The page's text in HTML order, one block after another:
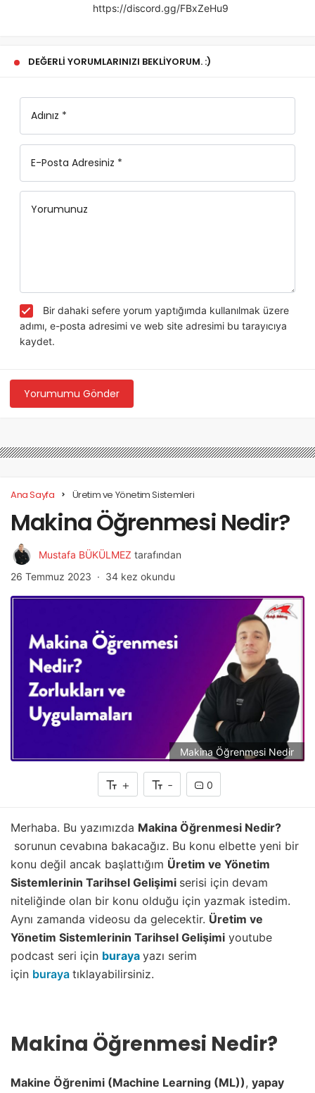
https://discord.gg/FBxZeHu9
DEĞERLI YORUMLARINIZI BEKLIYORUM. :)
Adınız *
E-Posta Adresiniz *
Yorumunuz
Bir dahaki sefere yorum yaptığımda kullanılmak üzere
adımı, e-posta adresimi ve web site adresimi bu tarayıcıya
kaydet.
Yorumumu Gönder
Ana Sayfa Üretim ve Yönetim Sistemleri
Makina Öğrenmesi Nedir?
Mustafa BÜKÜLMEZ tarafından
26 Temmuz 2023
34 kez okundu
Makina Öğrenmesi Nedir
+ - 0
Merhaba. Bu yazımızda Makina Öğrenmesi Nedir?
sorunun cevabına bakacağız. Bu konu elbette yeni bir
konu değil ancak başlattığım Üretim ve Yönetim
Sistemlerinin Tarihsel Gelişimi serisi için devam
niteliğinde olan bir konu olduğu için yazmak istedim.
Aynı zamanda videosu da gelecektir. Üretim ve
Yönetim Sistemlerinin Tarihsel Gelişimi youtube
podcast seri için buraya yazı serim
için buraya tıklayabilirsiniz.
Makina Öğrenmesi Nedir?
Makine Öğrenimi (Machine Learning (ML)), yapay